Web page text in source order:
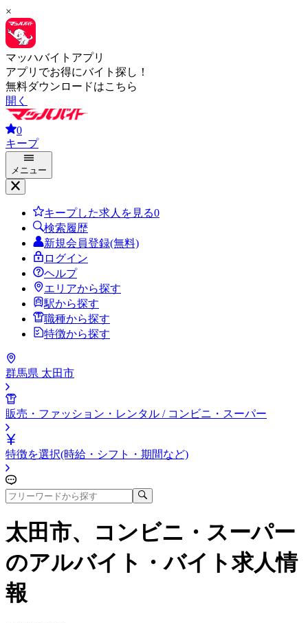
×
マッハバイトアプリ
アプリでお得にバイト探し！
無料ダウンロードはこちら
開く
0
キープ
メニュー
キープした求人を見る0
検索履歴
新規会員登録(無料)
ログイン
ヘルプ
エリアから探す
駅から探す
職種から探す
特徴から探す
群馬県 太田市
販売・ファッション・レンタル / コンビニ・スーパー
特徴を選択(時給・シフト・期間など)
太田市、コンビニ・スーパー
のアルバイト・バイト求人情
報